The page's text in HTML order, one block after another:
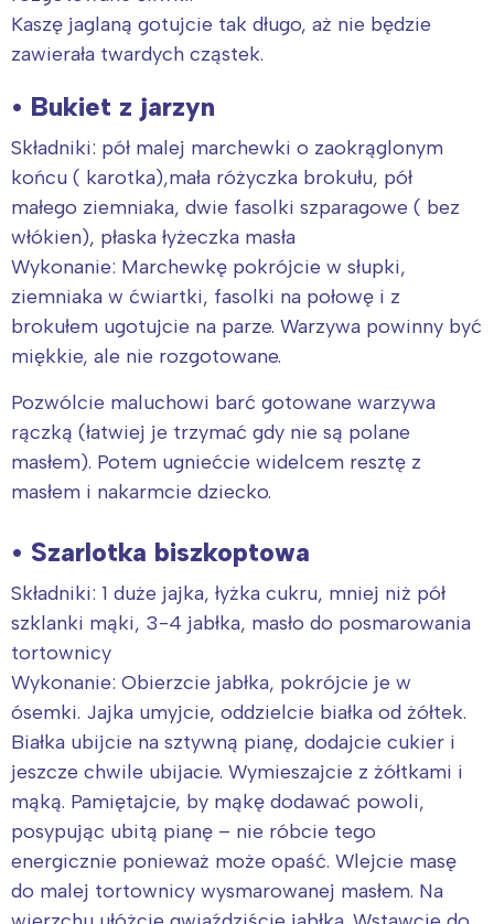
Kaszę jaglaną gotujcie tak długo, aż nie będzie
zawierała twardych cząstek.
• Bukiet z jarzyn
Składniki: pół malej marchewki o zaokrąglonym
końcu ( karotka),mała różyczka brokułu, pół
małego ziemniaka, dwie fasolki szparagowe ( bez
włókien), płaska łyżeczka masła
Wykonanie: Marchewkę pokrójcie w słupki,
ziemniaka w ćwiartki, fasolki na połowę i z
brokułem ugotujcie na parze. Warzywa powinny być
miękkie, ale nie rozgotowane.
Pozwólcie maluchowi barć gotowane warzywa
rączką (łatwiej je trzymać gdy nie są polane
masłem). Potem ugniećcie widelcem resztę z
masłem i nakarmcie dziecko.
• Szarlotka biszkoptowa
Składniki: 1 duże jajka, łyżka cukru, mniej niż pół
szklanki mąki, 3-4 jabłka, masło do posmarowania
tortownicy
Wykonanie: Obierzcie jabłka, pokrójcie je w
ósemki. Jajka umyjcie, oddzielcie białka od żółtek.
Białka ubijcie na sztywną pianę, dodajcie cukier i
jeszcze chwile ubijacie. Wymieszajcie z żółtkami i
mąką. Pamiętajcie, by mąkę dodawać powoli,
posypując ubitą pianę – nie róbcie tego
energicznie ponieważ może opaść. Wlejcie masę
do malej tortownicy wysmarowanej masłem. Na